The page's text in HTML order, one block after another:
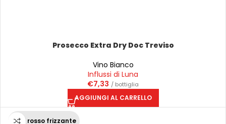
Prosecco Extra Dry Doc Treviso
Vino Bianco
Influssi di Luna
€7,33 / bottiglia
AGGIUNGI AL CARRELLO
Vino rosso frizzante